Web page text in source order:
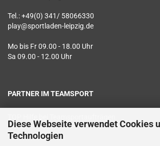
Diese Webseite verwendet Cookies
Technologien
Tel.: +49(0) 341/ 58066330
play@sportladen-leipzig.de
Mo bis Fr 09.00 - 18.00 Uhr
Sa 09.00 - 12.00 Uhr
PARTNER IM TEAMSPORT
Textildruck vor Ort